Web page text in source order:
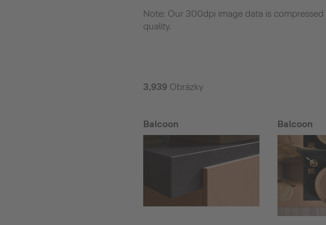
Note: Our 300dpi image data is
quality.
3,939 Obrázky
Balcoon Balcoon